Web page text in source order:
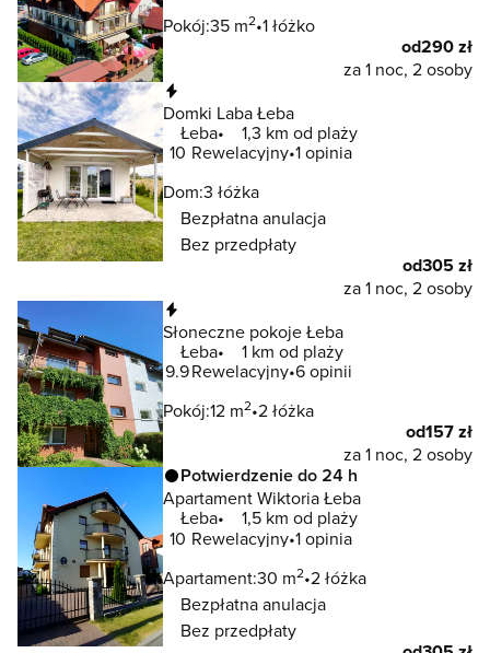
Pokój:35 m2 1 łóżko
od290 zł
za 1 noc, 2 osoby
Domki Laba Łeba
Łeba
1,3 km od plaży
10 Rewelacyjny 1 opinia
Dom:3 łóżka
Bezpłatna anulacja
Bez przedpłaty
od305 zł
za 1 noc, 2 osoby
Słoneczne pokoje Łeba
Łeba
1 km od plaży
9.9Rewelacyjny 6 opinii
Pokój:12 m2 2 łóżka
od157 zł
za 1 noc, 2 osoby
Potwierdzenie do 24 h
Apartament Wiktoria Łeba
Łeba
1,5 km od plaży
10 Rewelacyjny 1 opinia
Apartament:30 m2 2 łóżka
Bezpłatna anulacja
Bez przedpłaty